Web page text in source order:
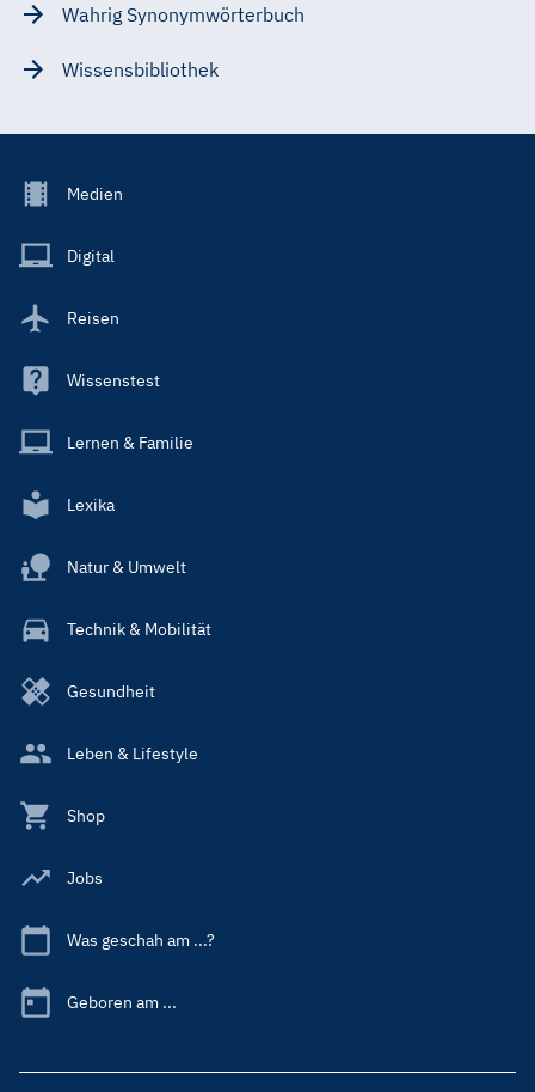
Wahrig Synonymwörterbuch
Wissensbibliothek
Footer
Main
Medien
Digital
Reisen
Wissenstest
Lernen & Familie
Lexika
Natur & Umwelt
Technik & Mobilität
Gesundheit
Leben & Lifestyle
Shop
Jobs
Was geschah am ...?
Geboren am ...